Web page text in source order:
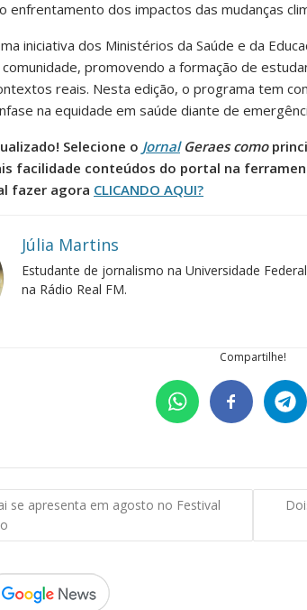
enfrentamento dos impactos das mudanças
iniciativa dos Ministérios da Saúde e da
promovendo a formação de
reais. Nesta edição, o programa tem
na equidade em saúde diante de
Selecione o JornalGeraes como
facilidade conteúdos do portal na
fazer agora CLICANDO AQUI?
Júlia Martins
Estudante de jornalismo na Universidade
na Rádio Real FM.
Compartilhe!
se apresenta em agosto no Festival